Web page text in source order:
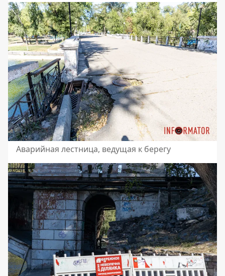
Аварийная лестница, ведущая к берегу